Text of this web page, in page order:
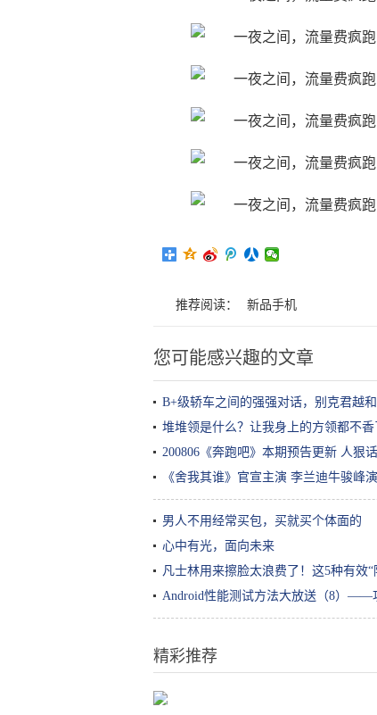
推荐阅读： 新品手机
您可能感兴趣的文章
B+级轿车之间的强强对话，别克君越
堆堆领是什么？让我身上的方领都不香
200806《奔跑吧》本期预告更新 人狠
《舍我其谁》官宣主演 李兰迪牛骏峰
男人不用经常买包，买就买个体面的
心中有光，面向未来
凡士林用来擦脸太浪费了！这5种有效
Android性能测试方法大放送（8）——
精彩推荐
10年老MC玩家才能避开的“游戏